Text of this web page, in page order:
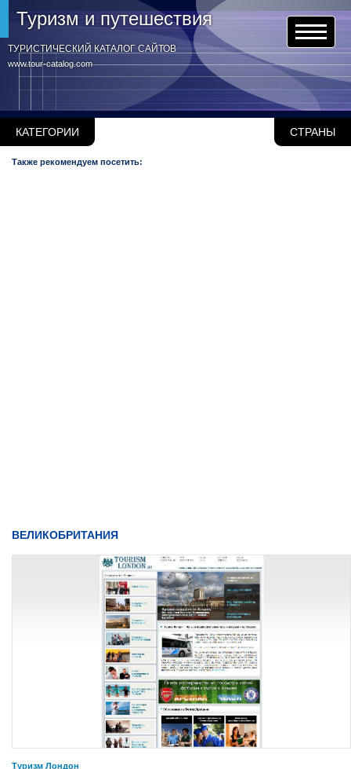
www.tour-catalog.com
Туризм и путешествия
ТУРИСТИЧЕСКИЙ КАТАЛОГ САЙТОВ
КАТЕГОРИИ СТРАНЫ
Также рекомендуем посетить:
ВЕЛИКОБРИТАНИЯ
Туризм Лондон